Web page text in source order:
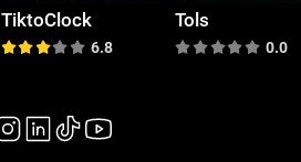
TiktoClock
6.8
Tols
0.0